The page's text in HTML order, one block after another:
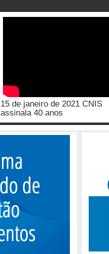
15 de janeiro de 2021 CNIS
assinala 40 anos